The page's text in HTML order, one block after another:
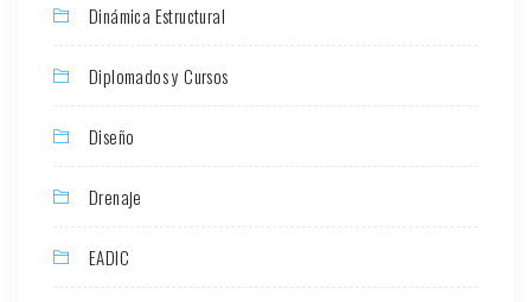
Dinámica Estructural
Diplomados y Cursos
Diseño
Drenaje
EADIC